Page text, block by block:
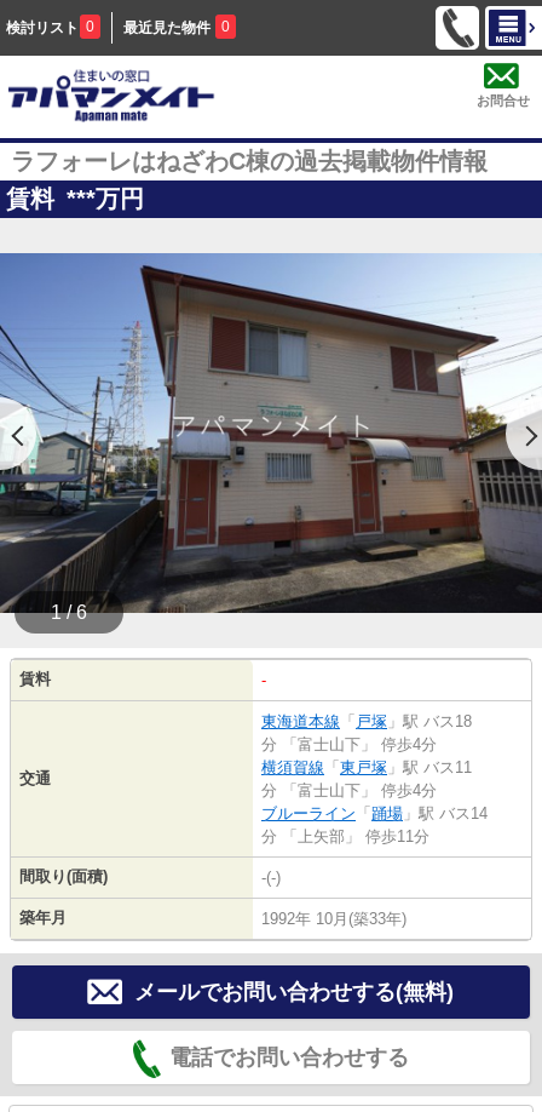
検討リスト 0 最近見た物件 0
お問合せ
ラフォーレはねざわC棟の過去掲載物件情報
賃料 ***万円
1 / 6
賃料 -
交通
東海道本線 「 戸塚 」駅 バス18
分 「富士山下」 停歩4分
横須賀線 「 東戸塚 」駅 バス11
分 「富士山下」 停歩4分
ブルーライン 「 踊場 」駅 バス14
分 「上矢部」 停歩11分
間取り(面積) -(-)
築年月 1992年 10月(築33年)
メールでお問い合わせする(無料)
電話でお問い合わせする